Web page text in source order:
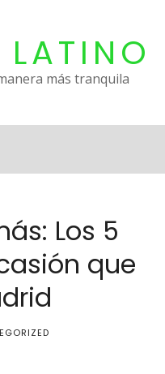
LATINO
más tranquila
Los 5
que